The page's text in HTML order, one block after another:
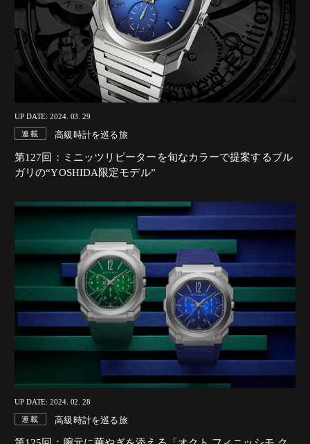
UP DATE: 2024. 03. 29
連載 高級時計を巡る旅
第127回：ミニッツリピーターを旬なカラーで提案するブル
ガリの“YOSHIDA限定モデル”
UP DATE: 2024. 02. 28
連載 高級時計を巡る旅